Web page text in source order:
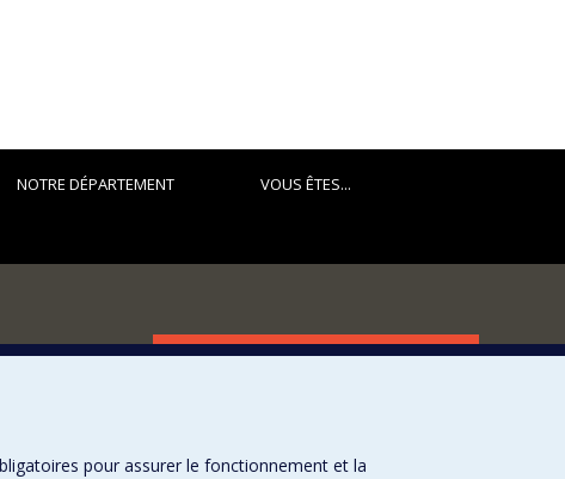
NOTRE DÉPARTEMENT VOUS ÊTES...
FACULTÉ DES ARTS ET DES SCIENCES
Nos programmes et cours
pour assurer le fonctionnement et la